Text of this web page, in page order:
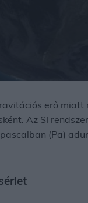
erő
Az SI
(Pa)